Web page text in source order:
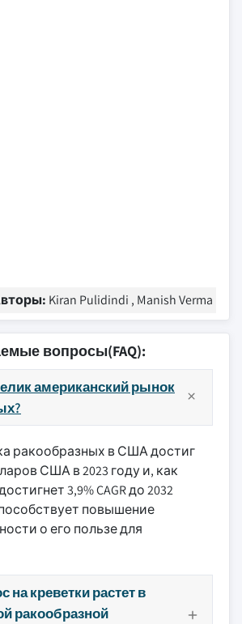
Kiran Pulidindi , Manish Verma
вопросы(FAQ):
американский рынок
ракообразных в США достиг
США в 2023 году и, как
3,9% CAGR до 2032
повышение
о его пользе для
на креветки растет в
ракообразной